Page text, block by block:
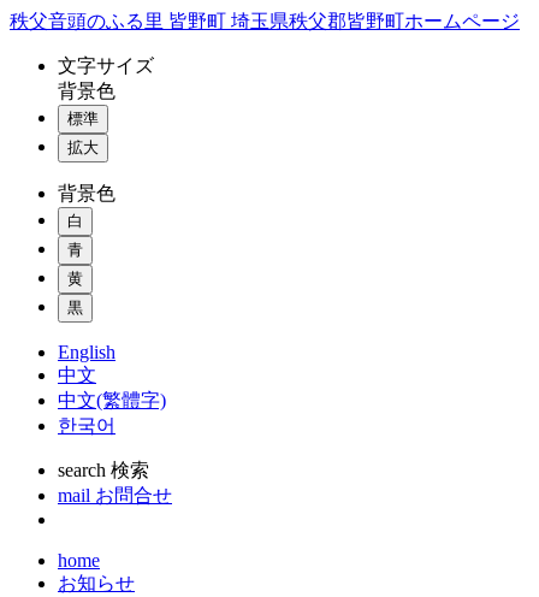
コ
秩父音頭のふる里 皆野町 埼玉県秩父郡皆野町ホームページ
文字サイズ
背景色
標準
拡大
背景色
白
青
黄
黒
English
中文
中文(繁體字)
한국어
search 検索
mail お問合せ
home
お知らせ